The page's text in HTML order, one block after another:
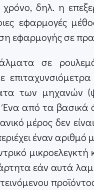
δηλ. η
εφαρμογές
εφαρμογής σε
σε
των μηχανών
από τα βασικά
μέρος δεν
έναν
εάν αυτά